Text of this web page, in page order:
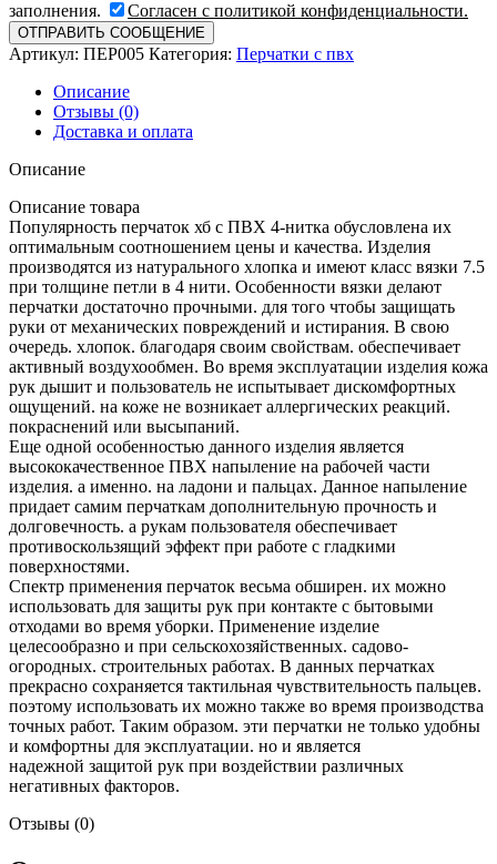
заполнения.
Согласен с политикой конфиденциальности.
Артикул: ПЕР005 Категория: Перчатки с пвх
Описание
Отзывы (0)
Доставка и оплата
Описание
Описание товара
Популярность перчаток хб с ПВХ 4-нитка обусловлена их
оптимальным соотношением цены и качества. Изделия
производятся из натурального хлопка и имеют класс вязки 7.5
при толщине петли в 4 нити. Особенности вязки делают
перчатки достаточно прочными. для того чтобы защищать
руки от механических повреждений и истирания. В свою
очередь. хлопок. благодаря своим свойствам. обеспечивает
активный воздухообмен. Во время эксплуатации изделия кожа
рук дышит и пользователь не испытывает дискомфортных
ощущений. на коже не возникает аллергических реакций.
покраснений или высыпаний.
Еще одной особенностью данного изделия является
высококачественное ПВХ напыление на рабочей части
изделия. а именно. на ладони и пальцах. Данное напыление
придает самим перчаткам дополнительную прочность и
долговечность. а рукам пользователя обеспечивает
противоскользящий эффект при работе с гладкими
поверхностями.
Спектр применения перчаток весьма обширен. их можно
использовать для защиты рук при контакте с бытовыми
отходами во время уборки. Применение изделие
целесообразно и при сельскохозяйственных. садово-
огородных. строительных работах. В данных перчатках
прекрасно сохраняется тактильная чувствительность пальцев.
поэтому использовать их можно также во время производства
точных работ. Таким образом. эти перчатки не только удобны
и комфортны для эксплуатации. но и является
надежной защитой рук при воздействии различных
негативных факторов.
Отзывы (0)